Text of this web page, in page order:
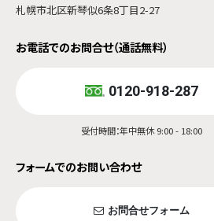
札幌市北区新琴似6条8丁目2-27
お電話でのお問合せ（通話無料）
0120-918-287
受付時間：年中無休 9:00 - 18:00
フォームでのお問い合わせ
お問合せフォーム